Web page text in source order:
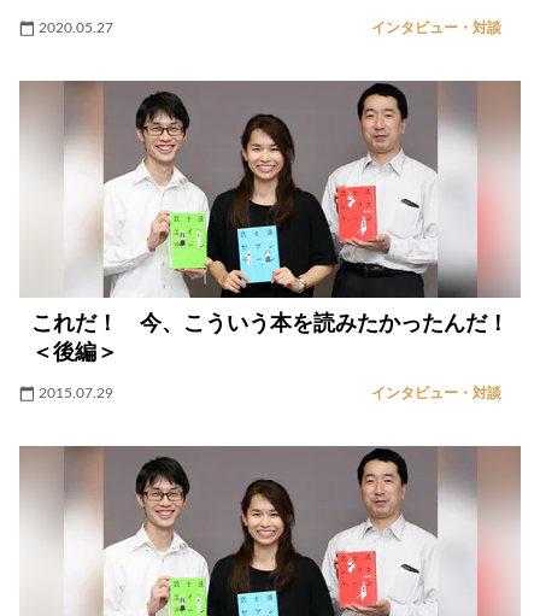
2020.05.27 インタビュー・対談
これだ！ 今、こういう本を読みたかったんだ！
＜後編＞
2015.07.29 インタビュー・対談